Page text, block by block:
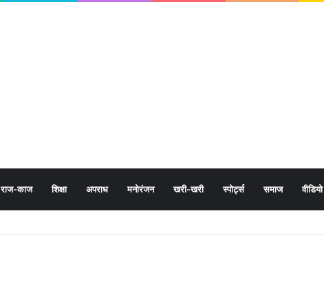
राज-काज शिक्षा अपराध मनोरंजन खरी-खरी स्पोर्ट्स समाज वीडियो